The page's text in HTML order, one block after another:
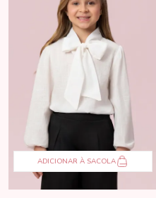
ADICIONAR À SACOLA